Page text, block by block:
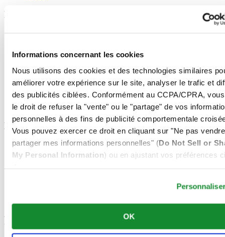
Informations concernant les cookies
Nous utilisons des cookies et des technologies similaires
améliorer votre expérience sur le site, analyser le trafic et
des publicités ciblées. Conformément au CCPA/CPRA,
le droit de refuser la "vente" ou le "partage" de vos
personnelles à des fins de publicité comportementale
Vous pouvez exercer ce droit en cliquant sur "Ne pas
partager mes informations personnelles" (Do Not Sell or
My Personal Information) ou en ajustant vos préférences
OK
Fonction
Chronomètre
Montre de plongée conforme à la norme ISO 6425:2018
Mécanisme de fuseau horaire
Phase de lune
Réserve de marche de 80h
Tachymètre
Matière
Cuir
Acier inoxydable 316L
Footer column 1